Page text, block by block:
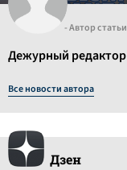
- Автор статьи
Дежурный редактор
Все новости автора
Дзен